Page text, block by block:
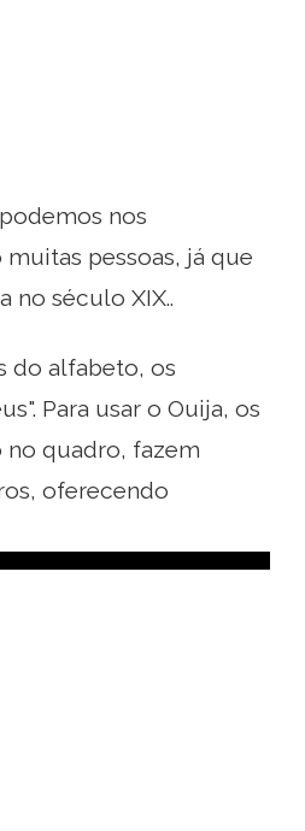
nos
pessoas, já que
no século XIX..
do alfabeto, os
Para usar o Ouija, os
quadro, fazem
oferecendo